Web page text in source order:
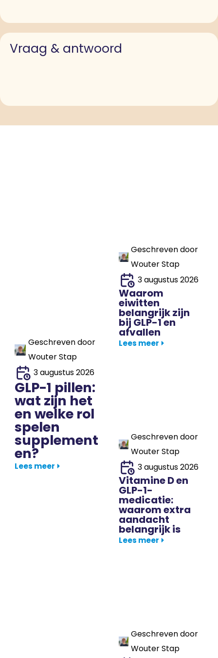
Vraag & antwoord
Geschreven door
Wouter Stap
3 augustus 2026
GLP-1 pillen:
wat zijn het
en welke rol
spelen
supplement
en?
Lees meer
Geschreven door
Wouter Stap
3 augustus 2026
Waarom
eiwitten
belangrijk zijn
bij GLP-1 en
afvallen
Lees meer
Geschreven door
Wouter Stap
3 augustus 2026
Vitamine D en
GLP-1-
medicatie:
waarom extra
aandacht
belangrijk is
Lees meer
Geschreven door
Wouter Stap